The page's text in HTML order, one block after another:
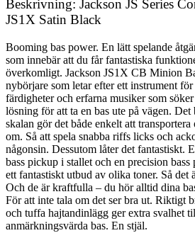
Beskrivning: Jackson JS Series
JS1X Satin Black
Booming bas power. En lätt spelande
som innebär att du får fantastiska
överkomligt. Jackson JS1X CB Minion
nybörjare som letar efter ett instrument för
färdigheter och erfarna musiker som
lösning för att ta en bas ute på vägen.
skalan gör det både enkelt att
om. Så att spela snabba riffs licks och
någonsin. Dessutom låter det fantastiskt.
bass pickup i stallet och en precision
ett fantastiskt utbud av olika toner. Så det
Och de är kraftfulla – du hör alltid dina
För att inte tala om det ser bra ut. Riktigt
och tuffa hajtandinlägg ger extra svalhet
anmärkningsvärda bas. En stjäl.